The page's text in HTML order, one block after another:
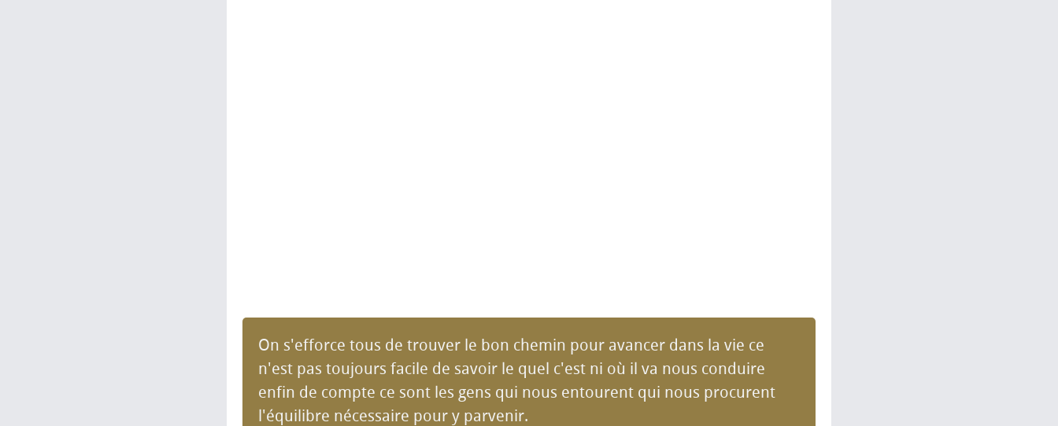
On s'efforce tous de trouver le bon chemin pour avancer dans la vie ce
n'est pas toujours facile de savoir le quel c'est ni où il va nous conduire
enfin de compte ce sont les gens qui nous entourent qui nous procurent
l'équilibre nécessaire pour y parvenir.